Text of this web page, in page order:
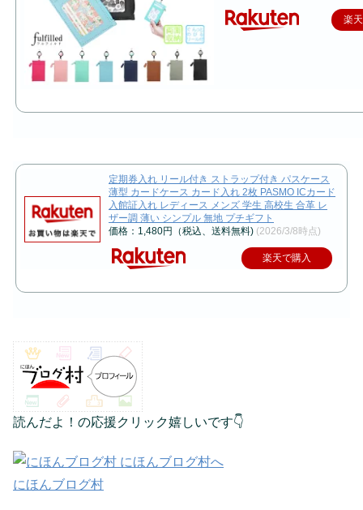
楽
定期券入れ リール付き ストラップ付き パスケース
薄型 カードケース カード入れ 2枚 PASMO ICカード
入館証入れ レディース メンズ 学生 高校生 合革 レ
ザー調 薄い シンプル 無地 プチギフト
価格：1,480円（税込、送料無料) (2026/3/8時点)
楽天で購入
読んだよ！の応援クリック嬉しいです👇
にほんブログ村